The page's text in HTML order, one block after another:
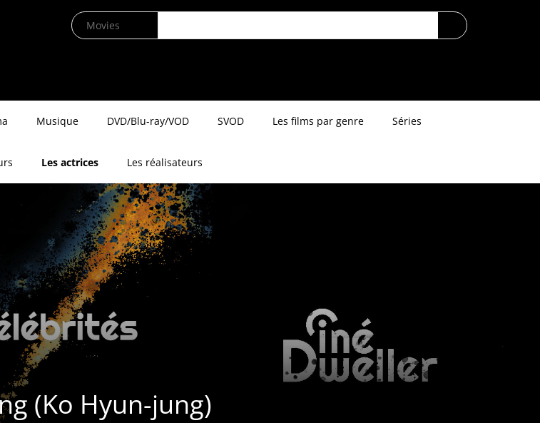
Musique DVD/Blu-ray/VOD SVOD Les films par genre Séries
Les actrices Les réalisateurs
(Ko Hyun-jung)